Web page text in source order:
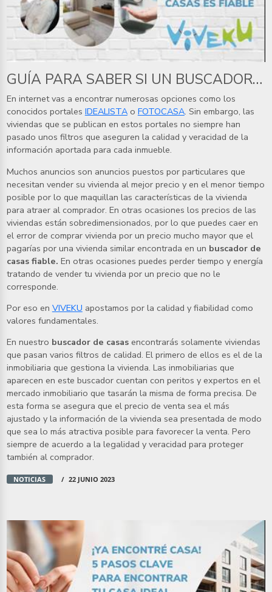
GUÍA PARA SABER SI UN BUSCADOR DE CASAS ES FIABLE
En internet vas a encontrar numerosas opciones como los
conocidos portales IDEALISTAo FOTOCASA. Sin embargo, las
viviendas que se publican en estos portales no siempre han
pasado unos filtros que aseguren la calidad y veracidad de la
información aportada para cada inmueble.
Muchos anuncios son anuncios puestos por particulares que
necesitan vender su vivienda al mejor precio y en el menor tiempo
posible por lo que maquillan las características de la vivienda
para atraer al comprador. En otras ocasiones los precios de las
viviendas están sobredimensionados, por lo que puedes caer en
el error de comprar vivienda por un precio mucho mayor que el
pagarías por una vivienda similar encontrada en un buscador de
casas fiable. En otras ocasiones puedes perder tiempo y energía
tratando de vender tu vivienda por un precio que no le
corresponde.
Por eso en VIVEKU apostamos por la calidad y fiabilidad como
valores fundamentales.
En nuestro buscador de casasencontrarás solamente viviendas
que pasan varios filtros de calidad. El primero de ellos es el de la
inmobiliaria que gestiona la vivienda. Las inmobiliarias que
aparecen en este buscador cuentan con peritos y expertos en el
mercado inmobiliario que tasarán la misma de forma precisa. De
esta forma se asegura que el precio de venta sea el más
ajustado y la información de la vivienda sea presentada de modo
que sea lo más atractiva posible para favorecer la venta. Pero
siempre de acuerdo a la legalidad y veracidad para proteger
también al comprador.
NOTICIAS 22 JUNIO 2023